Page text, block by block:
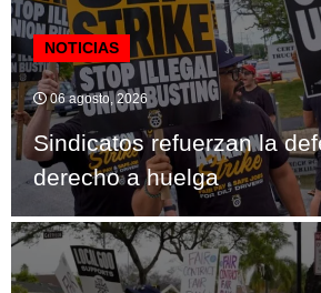
NOTICIAS
06 agosto, 2026
Sindicatos refuerzan la
derecho a huelga